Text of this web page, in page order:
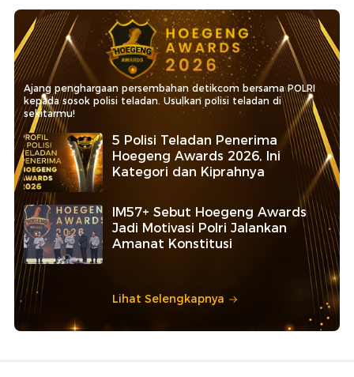
Ajang penghargaan persembahan detikcom bersama POLRI
kepada sosok polisi teladan. Usulkan polisi teladan di
sekitarmu!
5 Polisi Teladan Penerima
Hoegeng Awards 2026, Ini
Kategori dan Kiprahnya
IM57+ Sebut Hoegeng Awards
Jadi Motivasi Polri Jalankan
Amanat Konstitusi
Lihat Selengkapnya